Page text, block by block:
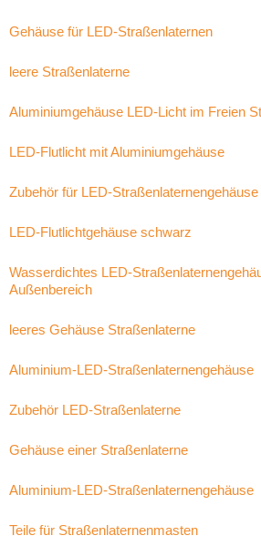
Gehäuse für LED-Straßenlaternen
leere Straßenlaterne
Aluminiumgehäuse LED-Licht im Freien
LED-Flutlicht mit Aluminiumgehäuse
Zubehör für LED-Straßenlaternengehäuse
LED-Flutlichtgehäuse schwarz
Wasserdichtes LED-
Außenbereich
leeres Gehäuse Straßenlaterne
Aluminium-LED-Straßenlaternengehäuse
Zubehör LED-Straßenlaterne
Gehäuse einer Straßenlaterne
Aluminium-LED-Straßenlaternengehäuse
Teile für Straßenlaternenmasten